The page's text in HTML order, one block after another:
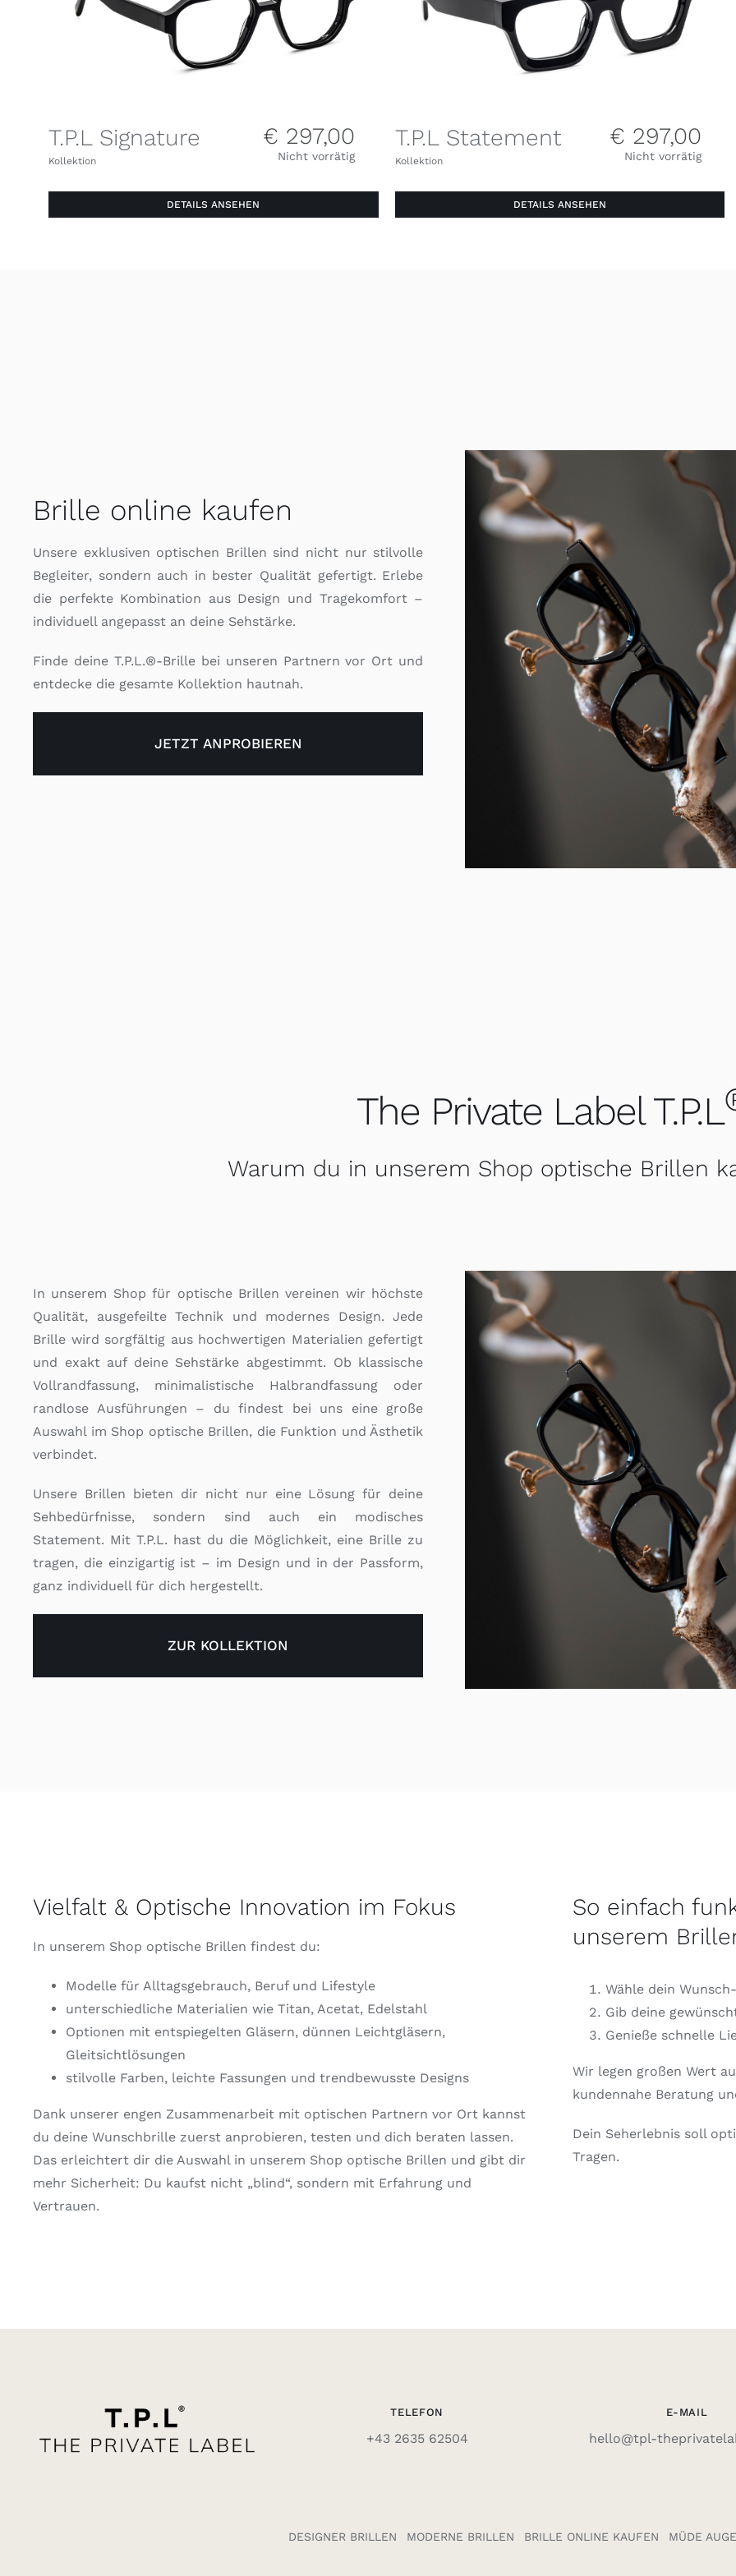
T.P.L Signature
Kollektion
€ 297,00
Nicht vorrätig
DETAILS ANSEHEN
T.P.L Statement
Kollektion
€ 297,00
Nicht vorrätig
DETAILS ANSEHEN
Brille online kaufen
Unsere exklusiven optischen Brillen sind nicht nur stilvolle
Begleiter, sondern auch in bester Qualität gefertigt. Erlebe
die perfekte Kombination aus Design und Tragekomfort –
individuell angepasst an deine Sehstärke.
Finde deine T.P.L.®-Brille bei unseren Partnern vor Ort und
entdecke die gesamte Kollektion hautnah.
JETZT ANPROBIEREN
The Private Label T.P.L
Warum du in unserem Shop optische Brillen
In unserem Shop für optische Brillen vereinen wir höchste
Qualität, ausgefeilte Technik und modernes Design. Jede
Brille wird sorgfältig aus hochwertigen Materialien gefertigt
und exakt auf deine Sehstärke abgestimmt. Ob klassische
Vollrandfassung, minimalistische Halbrandfassung oder
randlose Ausführungen – du findest bei uns eine große
Auswahl im Shop optische Brillen, die Funktion und Ästhetik
verbindet.
Unsere Brillen bieten dir nicht nur eine Lösung für deine
Sehbedürfnisse, sondern sind auch ein modisches
Statement. Mit T.P.L. hast du die Möglichkeit, eine Brille zu
tragen, die einzigartig ist – im Design und in der Passform,
ganz individuell für dich hergestellt.
ZUR KOLLEKTION
Vielfalt & Optische Innovation im Fokus
In unserem Shop optische Brillen findest du:
Modelle für Alltagsgebrauch, Beruf und Lifestyle
unterschiedliche Materialien wie Titan, Acetat, Edelstahl
Optionen mit entspiegelten Gläsern, dünnen Leichtgläsern,
Gleitsichtlösungen
stilvolle Farben, leichte Fassungen und trendbewusste Designs
Dank unserer engen Zusammenarbeit mit optischen Partnern vor Ort kannst
du deine Wunschbrille zuerst anprobieren, testen und dich beraten lassen.
Das erleichtert dir die Auswahl in unserem Shop optische Brillen und gibt dir
mehr Sicherheit: Du kaufst nicht „blind“, sondern mit Erfahrung und
Vertrauen.
So einfach
unserem
Wähle dein
Gib deine
Genieße schnelle
Wir legen großen Wert
kundennahe Beratung
Dein Seherlebnis soll
Tragen.
TELEFON
+43 2635 62504
E-MAIL
hello@tpl-
DESIGNER BRILLEN MODERNE BRILLEN BRILLE ONLINE KAUFEN MÜDE